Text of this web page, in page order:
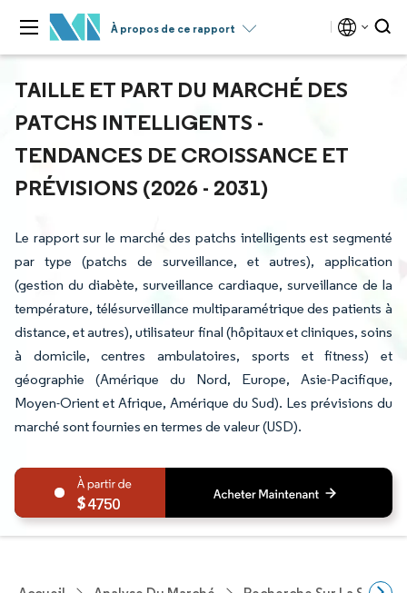
À propos de ce rapport
TAILLE ET PART DU MARCHÉ DES
PATCHS INTELLIGENTS -
TENDANCES DE CROISSANCE ET
PRÉVISIONS (2026 - 2031)
Le rapport sur le marché des patchs intelligents est segmenté
par type (patchs de surveillance, et autres), application
(gestion du diabète, surveillance cardiaque, surveillance de la
température, télésurveillance multiparamétrique des patients à
distance, et autres), utilisateur final (hôpitaux et cliniques, soins
à domicile, centres ambulatoires, sports et fitness) et
géographie (Amérique du Nord, Europe, Asie-Pacifique,
Moyen-Orient et Afrique, Amérique du Sud). Les prévisions du
marché sont fournies en termes de valeur (USD).
4750